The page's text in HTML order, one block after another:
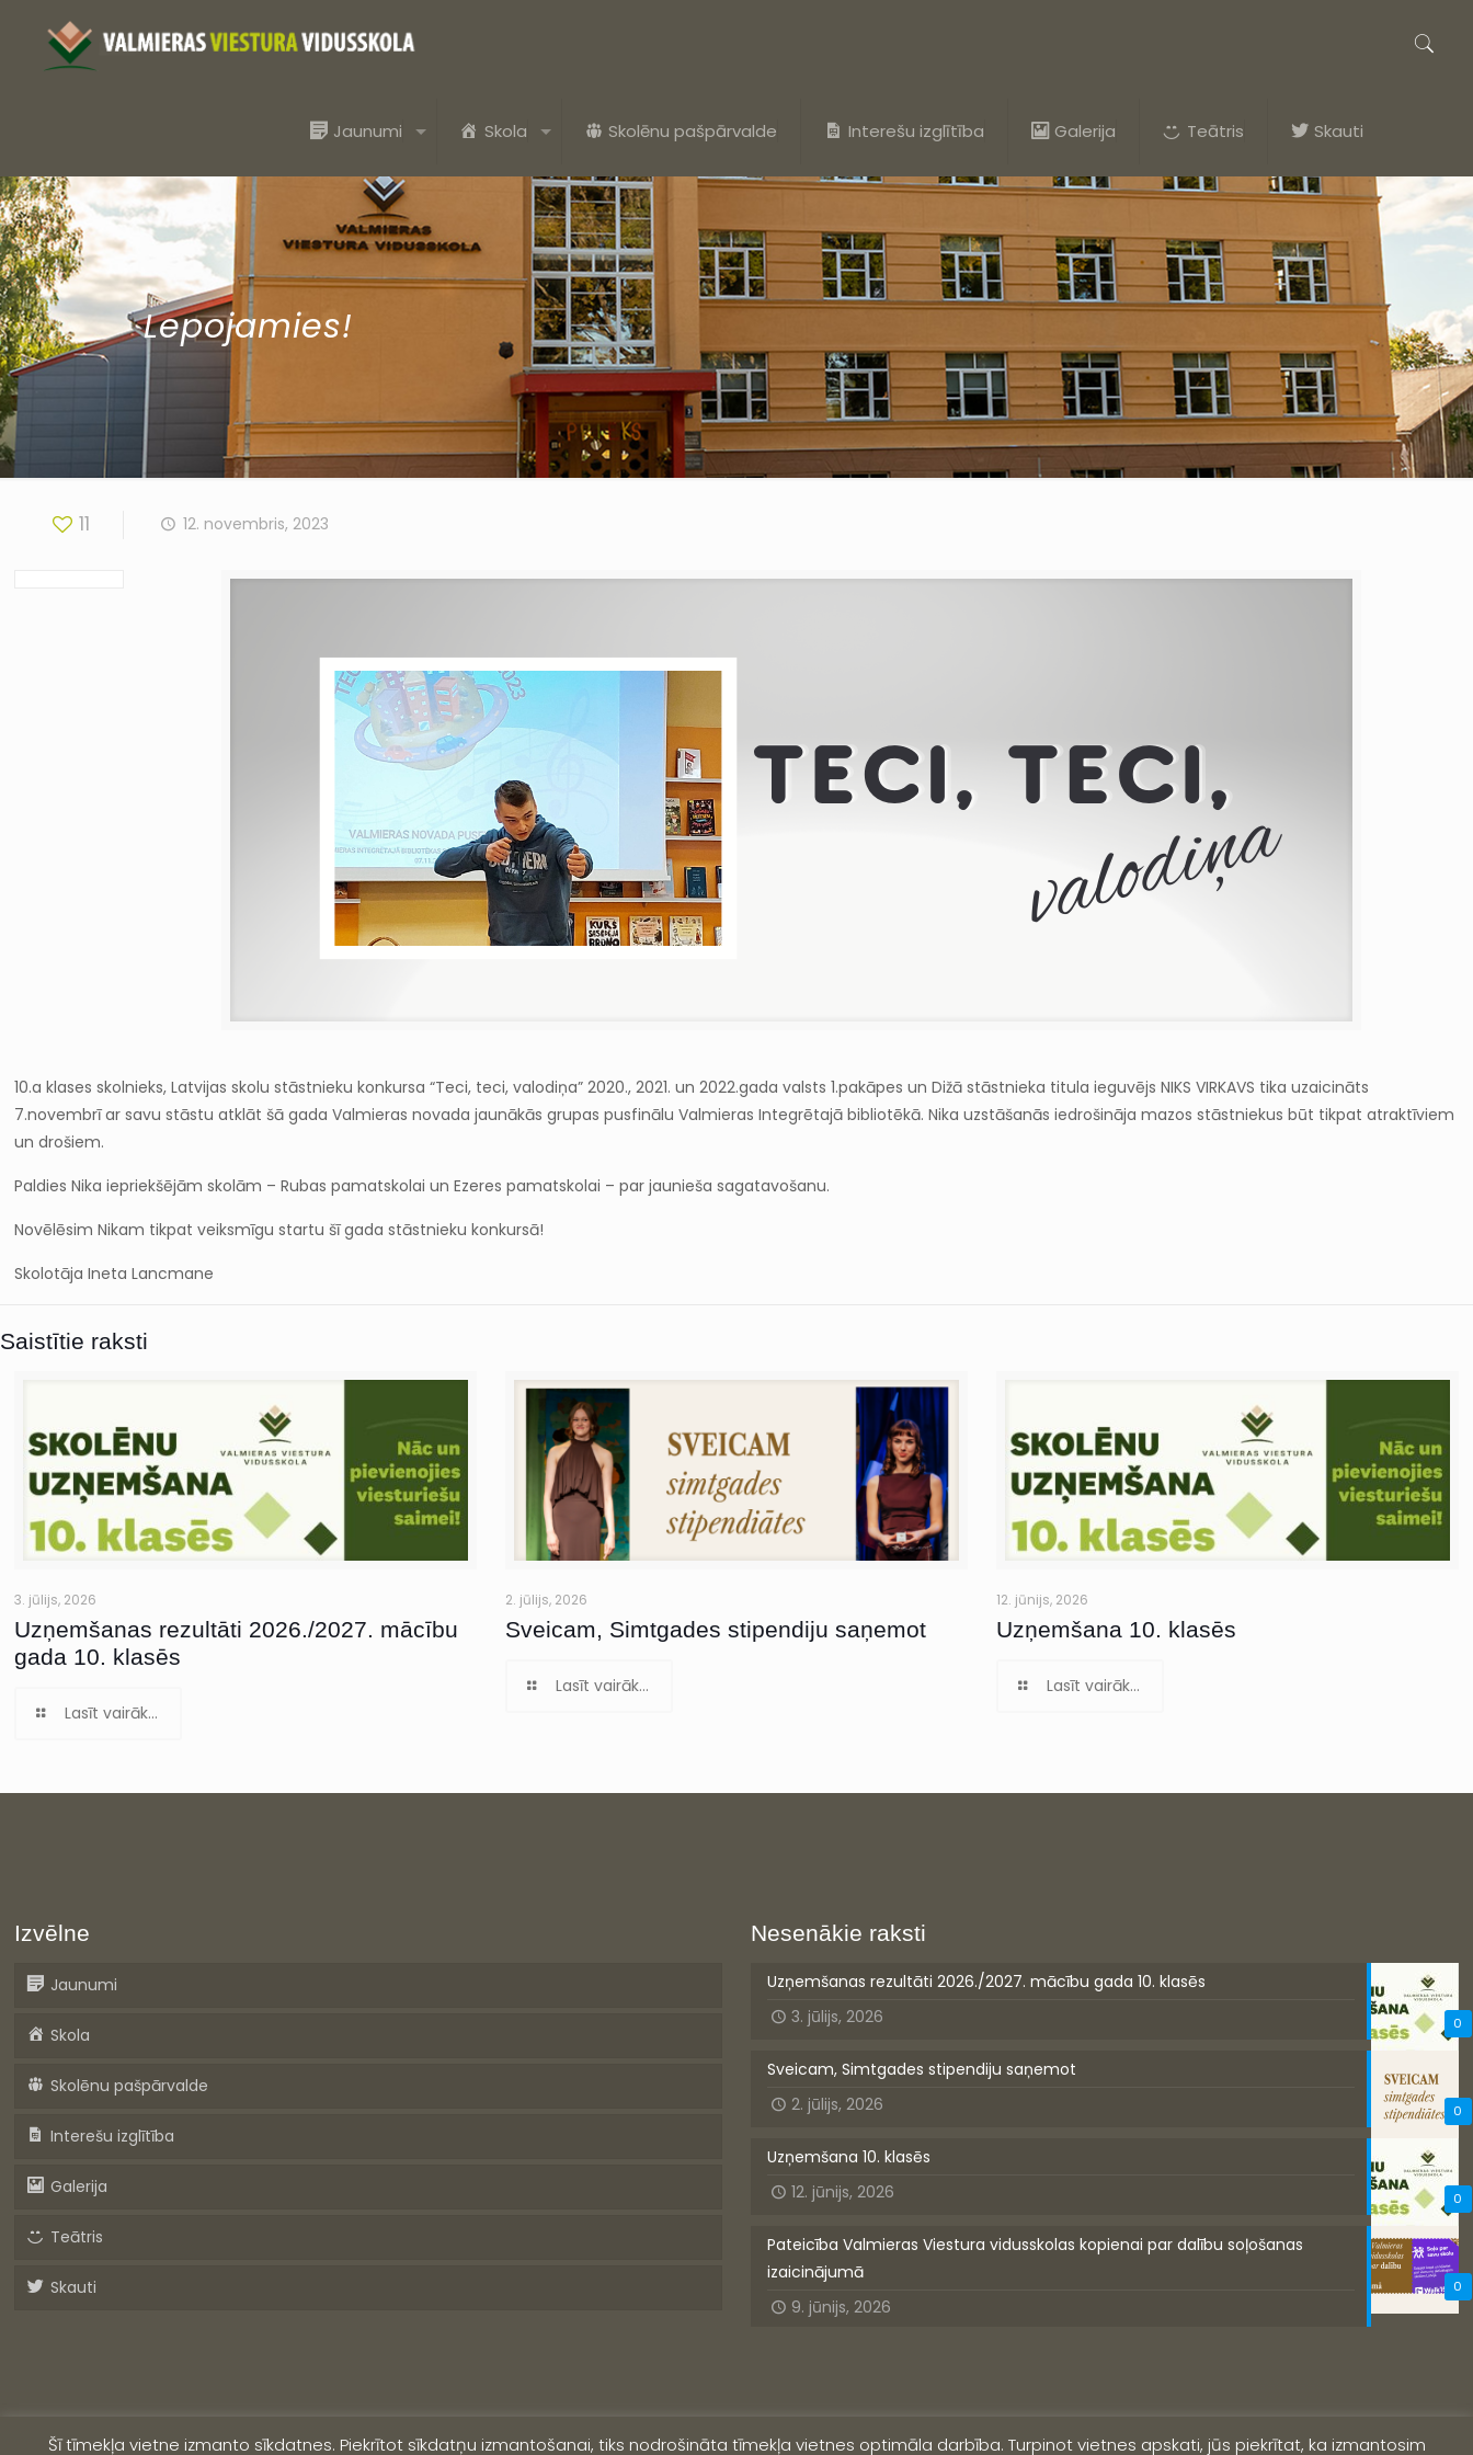
Jaunumi Skola Skolēnu pašpārvalde Interešu izglītība Galerija Teātris Skauti
Lepojamies!
11 12. novembris, 2023
10.a klases skolnieks, Latvijas skolu stāstnieku konkursa “Teci, teci, valodiņa” 2020., 2021. un 2022.gada valsts 1.pakāpes un Dižā stāstnieka titula ieguvējs NIKS VIRKAVS tika uzaicināts
7.novembrī ar savu stāstu atklāt šā gada Valmieras novada jaunākās grupas pusfinālu Valmieras Integrētajā bibliotēkā. Nika uzstāšanās iedrošināja mazos stāstniekus būt tikpat atraktīviem
un drošiem.
Paldies Nika iepriekšējām skolām – Rubas pamatskolai un Ezeres pamatskolai – par jaunieša sagatavošanu.
Novēlēsim Nikam tikpat veiksmīgu startu šī gada stāstnieku konkursā!
Skolotāja Ineta Lancmane
Saistītie raksti
3. jūlijs, 2026
Uzņemšanas rezultāti 2026./2027. mācību
gada 10. klasēs
Lasīt vairāk...
2. jūlijs, 2026
Sveicam, Simtgades stipendiju saņemot
Lasīt vairāk...
12. jūnijs, 2026
Uzņemšana 10. klasēs
Lasīt vairāk...
Izvēlne
Jaunumi
Skola
Skolēnu pašpārvalde
Interešu izglītība
Galerija
Teātris
Skauti
Nesenākie raksti
0
Uzņemšanas rezultāti 2026./2027. mācību gada 10. klasēs
3. jūlijs, 2026
0
Sveicam, Simtgades stipendiju saņemot
2. jūlijs, 2026
0
Uzņemšana 10. klasēs
12. jūnijs, 2026
0
Pateicība Valmieras Viestura vidusskolas kopienai par dalību soļošanas
izaicinājumā
9. jūnijs, 2026
Šī tīmekļa vietne izmanto sīkdatnes. Piekrītot sīkdatņu izmantošanai, tiks nodrošināta tīmekļa vietnes optimāla darbība. Turpinot vietnes apskati, jūs piekrītat, ka izmantosim